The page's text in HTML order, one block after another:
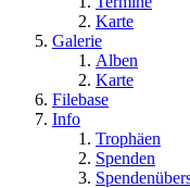
Karte
Galerie
Alben
Karte
Filebase
Info
Trophäen
Spenden